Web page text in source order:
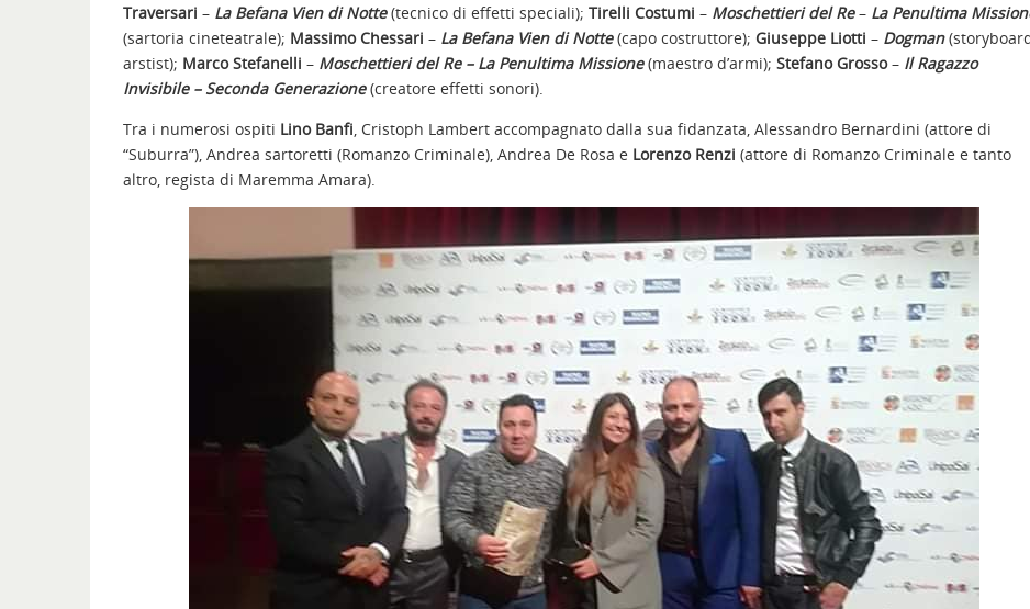
Traversari – La Befana Vien di Notte (tecnico di effetti speciali); Tirelli Costumi – Moschettieri del Re – La Penultima
(sartoria cineteatrale); Massimo Chessari – La Befana Vien di Notte (capo costruttore); Giuseppe Liotti – Dogman
arstist); Marco Stefanelli – Moschettieri del Re – La Penultima Missione(maestro d’armi); Stefano Grosso– Il Ragazzo
Invisibile – Seconda Generazione (creatore effetti sonori).
Tra i numerosi ospiti Lino Banfi, Cristoph Lambert accompagnato dalla sua fidanzata, Alessandro Bernardini (attore di
“Suburra”), Andrea sartoretti (Romanzo Criminale), Andrea De Rosa e Lorenzo Renzi (attore di Romanzo Criminale e tanto
altro, regista di Maremma Amara).